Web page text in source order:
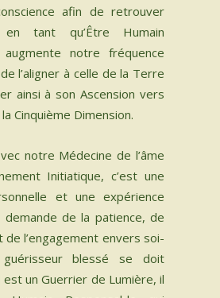
afin de retrouver
tant qu’Être Humain
notre fréquence
l’aligner à celle de la Terre
ainsi à son Ascension vers
Cinquième Dimension.​
notre Médecine de l’âme
Initiatique, c’est une
et une expérience
demande de la patience, de
de l’engagement envers soi-
blessé se doit
un Guerrier de Lumière, il